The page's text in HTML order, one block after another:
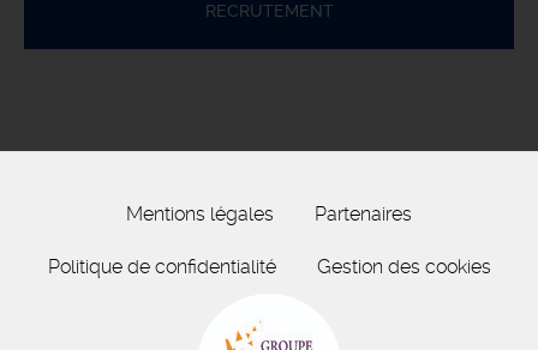
RECRUTEMENT
Mentions légales Partenaires
Politique de confidentialité Gestion des cookies